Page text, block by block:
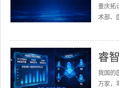
重庆拓
术部、
睿
我国的
万家，